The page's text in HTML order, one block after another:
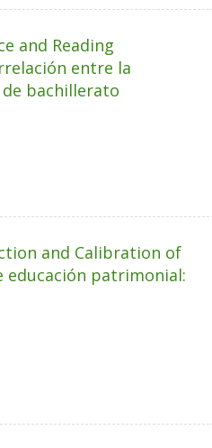
and Reading
entre la
bachillerato
and Calibration of
educación patrimonial: